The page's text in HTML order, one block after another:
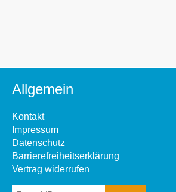
Allgemein
Kontakt
Impressum
Datenschutz
Barrierefreiheitserklärung
Vertrag widerrufen